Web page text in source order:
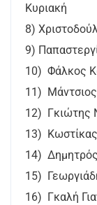
Κυριακή
8)
9)
10) Φάλκος
11) Μάντσιος
12) Γκιώτης
13)
14)
15)
16) Γκαλή